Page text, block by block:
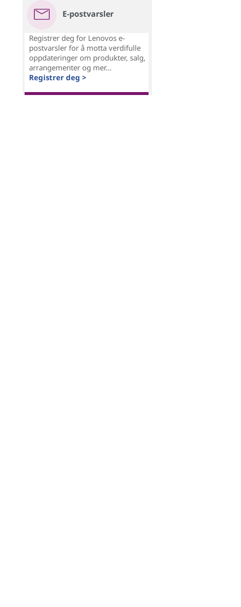
E-postvarsler
Registrer deg for Lenovos e-
postvarsler for å motta verdifulle
oppdateringer om produkter, salg,
arrangementer og mer...
Registrer deg >